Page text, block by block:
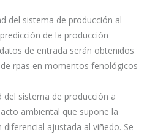
del sistema de producción al
de la producción
de entrada serán obtenidos
rpas en momentos fenológicos
del sistema de producción a
ambiental que supone la
ajustada al viñedo. Se